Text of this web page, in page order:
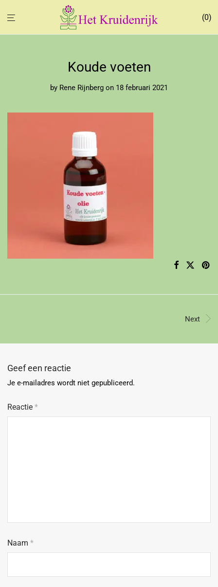
0
Koude voeten
by Rene Rijnberg on 18 februari 2021
Next
Geef een reactie
Je e-mailadres wordt niet gepubliceerd.
Reactie *
Naam *